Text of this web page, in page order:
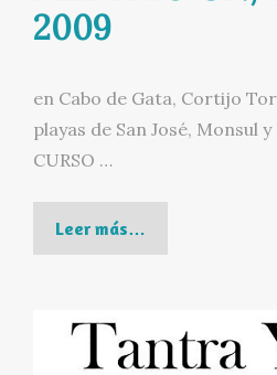
2009
en Cabo de Gata, Cortijo
playas de San José, Monsul
CURSO …
Leer más…
de
MEDITACION,